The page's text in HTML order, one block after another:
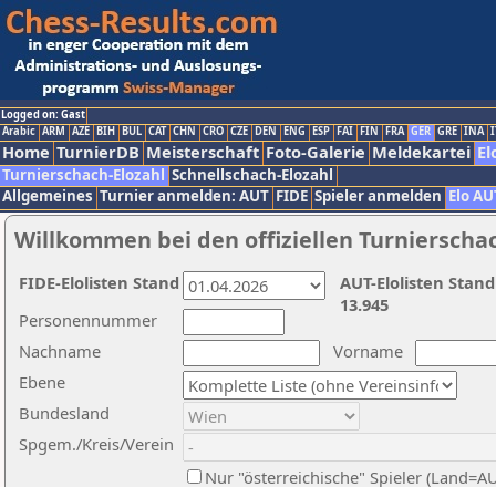
Logged on: Gast
Arabic ARM AZE BIH BUL CAT CHN CRO CZE DEN ENG ESP FAI FIN FRA GER GRE INA
Home TurnierDB Meisterschaft Foto-Galerie Meldekartei
Turnierschach-Elozahl Schnellschach-Elozahl
Allgemeines Turnier anmelden: AUT FIDE Spieler anmelden Elo
Willkommen bei den offiziellen
Nachname
Vorname
Ebene
Personennummer
Bundesland
Spgem./Kreis/Verein
Nur "österreichische" Spieler
AUT-Elolisten
13.945
FIDE-Elolisten Stand